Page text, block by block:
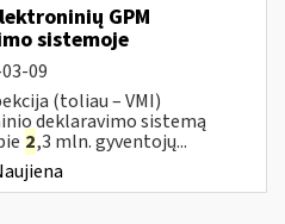
GPM
sistemoje
09
(toliau – VMI)
deklaravimo sistemą
2,3 mln. gyventojų...